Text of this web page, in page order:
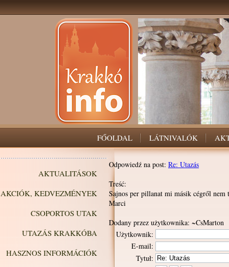
FŐOLDAL LÁTNIVALÓK
AKTUALITÁSOK
AKCIÓK, KEDVEZMÉNYEK
CSOPORTOS UTAK
UTAZÁS KRAKKÓBA
HASZNOS INFORMÁCIÓK
Odpowiedź na post: Re: Utazás
Treść:
Sajnos per pillanat mi másik cégről
Marci
Dodany przez użytkownika: ~CsMarton
Użytkownik:
E-mail:
Tytuł: